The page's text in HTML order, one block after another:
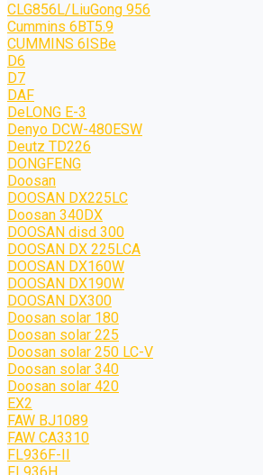
CLG856L/LiuGong 956
Cummins 6BT5.9
CUMMINS 6ISBe
D6
D7
DAF
DeLONG Е-3
Denyo DCW-480ESW
Deutz TD226
DONGFENG
Doosan
DOOSAN DX225LC
Doosan 340DX
DOOSAN disd 300
DOOSAN DX 225LCA
DOOSAN DX160W
DOOSAN DX190W
DOOSAN DX300
Doosan solar 180
Doosan solar 225
Doosan solar 250 LC-V
Doosan solar 340
Doosan solar 420
EX2
FAW BJ1089
FAW CA3310
FL936F-II